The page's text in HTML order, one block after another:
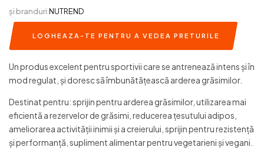
și branduri:NUTREND
LOGHEAZA-TE PENTRU A VEDEA PRETURILE
Un produs excelent pentru sportivii care se antrenează intens și în
mod regulat, și doresc să îmbunătățească arderea grăsimilor.
Destinat pentru: sprijin pentru arderea grăsimilor, utilizarea mai
eficientă a rezervelor de grăsimi, reducerea țesutului adipos,
ameliorarea activității inimii și a creierului, sprijin pentru rezistență
și performanță, supliment alimentar pentru vegetarieni și vegani.